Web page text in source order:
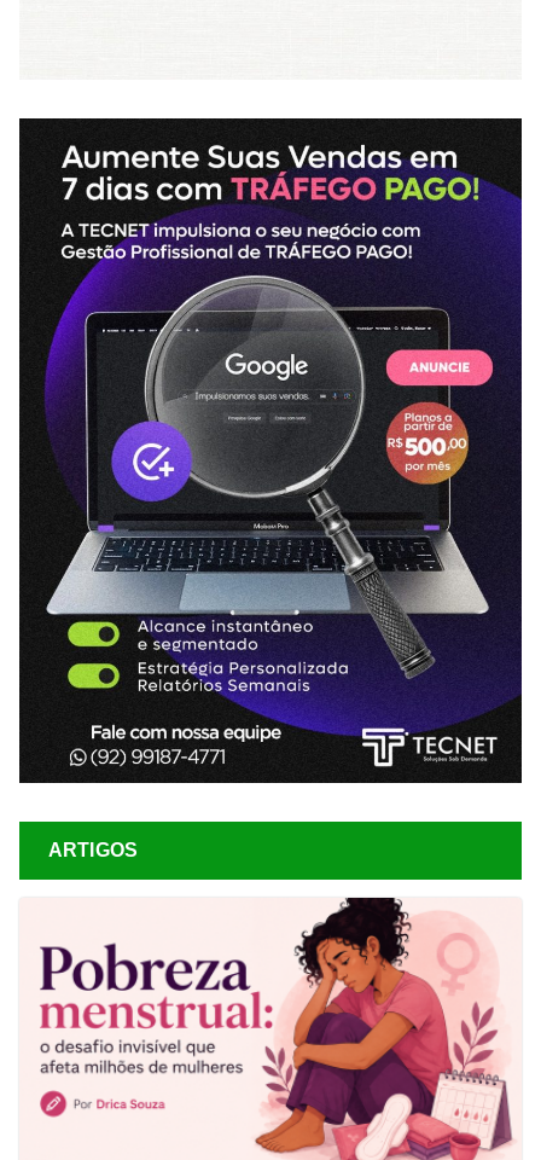
ARTIGOS